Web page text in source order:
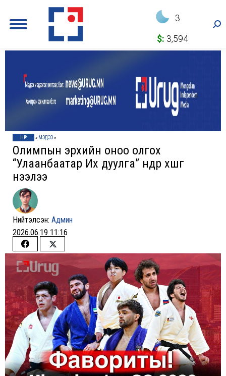
3
$: 3,594
НҮҮР » МЭДЭЭ»
Олимпын эрхийн оноо олгох
“Улаанбаатар Их дуулга” өнөөдөр хөшгөө
нээлээ
Нийтэлсэн: Админ
2026.06.19 11:16
Share
on
Facebook
Share
on
Twitter